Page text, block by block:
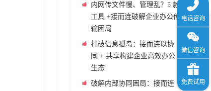
内网传文件慢、管理乱？5 款
工具 +接而连破解企业办公传
输困局
打破信息孤岛：接而连以协
同 + 共享构建企业高效办公
生态
破解内部协同困局：接而连